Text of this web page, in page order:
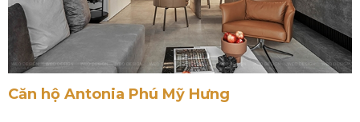
Căn hộ Antonia Phú Mỹ Hưng